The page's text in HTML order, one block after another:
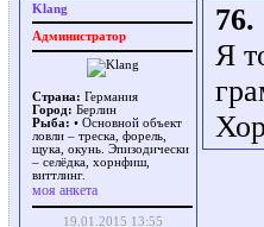
Klang
Администратор
Страна: Германия
Город: Берлин
Рыба: • Основной объект
ловли – треска, форель,
щука, окунь. Эпизодически
– селёдка, хорнфиш,
виттлинг.
моя анкета
19.01.2015 13:55
76.
Я